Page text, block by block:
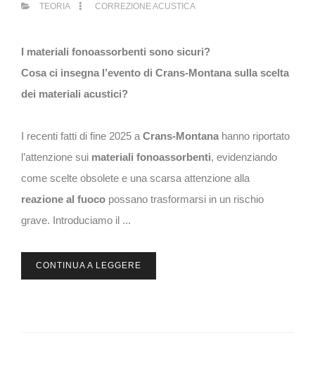
TEORIA
CORREZIONE ACUSTICA
I materiali fonoassorbenti sono sicuri?
Cosa ci insegna l’evento di Crans-Montana sulla scelta
dei materiali acustici?
I recenti fatti di fine 2025 a Crans-Montana hanno riportato
l’attenzione sui materiali fonoassorbenti, evidenziando
come scelte obsolete e una scarsa attenzione alla
reazione al fuoco possano trasformarsi in un rischio
grave. Introduciamo il ...
CONTINUA A LEGGERE